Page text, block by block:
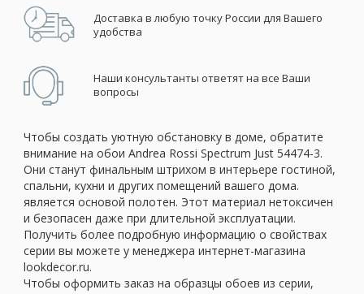
Доставка в любую точку России для Вашего
удобства
Наши консультанты ответят на все Ваши
вопросы
Чтобы создать уютную обстановку в доме, обратите
внимание на обои Andrea Rossi Spectrum Just 54474-3.
Они станут финальным штрихом в интерьере гостиной,
спальни, кухни и других помещений вашего дома.
является основой полотен. Этот материал нетоксичен
и безопасен даже при длительной эксплуатации.
Получить более подробную информацию о свойствах
серии вы можете у менеджера интернет-магазина
lookdecor.ru.
Чтобы оформить заказ на образцы обоев из серии,